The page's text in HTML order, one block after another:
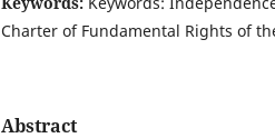
Charter of Fundamental Rights of
Abstract